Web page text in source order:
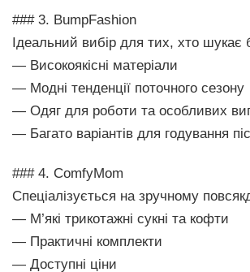
### 3. BumpFashion
Ідеальний вибір для тих, хто шукає
— Високоякісні матеріали
— Модні тенденції поточного сезону
— Одяг для роботи та особливих
— Багато варіантів для годування
### 4. ComfyMom
Спеціалізується на зручному
— М’які трикотажні сукні та кофти
— Практичні комплекти
— Доступні ціни